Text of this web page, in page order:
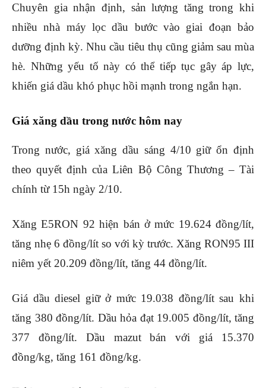
Chuyên gia nhận định, sản lượng tăng trong khi
nhiều nhà máy lọc dầu bước vào giai đoạn bảo
dưỡng định kỳ. Nhu cầu tiêu thụ cũng giảm sau mùa
hè. Những yếu tố này có thể tiếp tục gây áp lực,
khiến giá dầu khó phục hồi mạnh trong ngắn hạn.
Giá xăng dầu trong nước hôm nay
Trong nước, giá xăng dầu sáng 4/10 giữ ổn định
theo quyết định của Liên Bộ Công Thương – Tài
chính từ 15h ngày 2/10.
Xăng E5RON 92 hiện bán ở mức 19.624 đồng/lít,
tăng nhẹ 6 đồng/lít so với kỳ trước. Xăng RON95 III
niêm yết 20.209 đồng/lít, tăng 44 đồng/lít.
Giá dầu diesel giữ ở mức 19.038 đồng/lít sau khi
tăng 380 đồng/lít. Dầu hỏa đạt 19.005 đồng/lít, tăng
377 đồng/lít. Dầu mazut bán với giá 15.370
đồng/kg, tăng 161 đồng/kg.